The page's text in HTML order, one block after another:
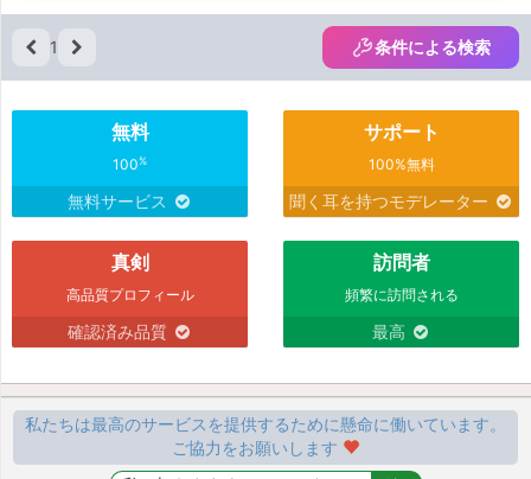
estar mas relajado
1 条件による検索
無料
100%
無料サービス
サポート
100%無料
聞く耳を持つモデレーター
真剣
高品質プロフィール
確認済み品質
訪問者
頻繁に訪問される
最高
私たちは最高のサービスを提供するために懸命に働いています。
ご協力をお願いします